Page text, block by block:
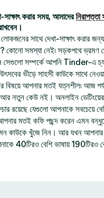
করার সময়, আমাদেরনিরাপত্তা
সাথে দেখা-সাক্ষাৎ করার
সমস্যা নেই৷ সড়কপথে ভ্রমণ
সম্পর্কে আপনি Tinder-এ
ভীড়ে সাহসী কাউকে সাথে
বিষয়ে আপনার মতই যত্নশীল৷ আজ
নতুন কেউ নই। অনলাইন
রয়েছে যেগুলো আপনাকে সবচেয়ে
মতই কফি পছন্দ করেন এমন
কাউকে খুঁজে নিন। আর যখন আপনার
40টিরও বেশি ভাষায়